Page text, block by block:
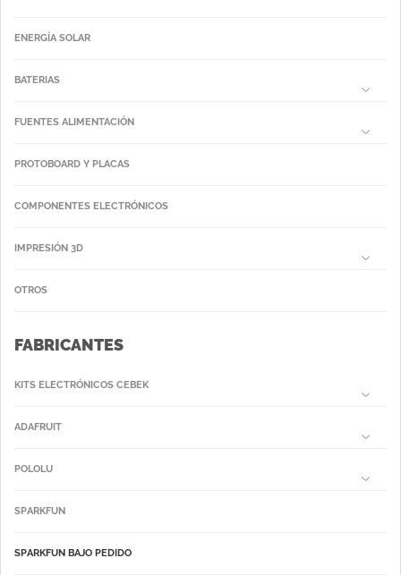
ENERGÍA SOLAR
BATERIAS
FUENTES ALIMENTACIÓN
PROTOBOARD Y PLACAS
COMPONENTES ELECTRÓNICOS
IMPRESIÓN 3D
OTROS
FABRICANTES
KITS ELECTRÓNICOS CEBEK
ADAFRUIT
POLOLU
SPARKFUN
SPARKFUN BAJO PEDIDO